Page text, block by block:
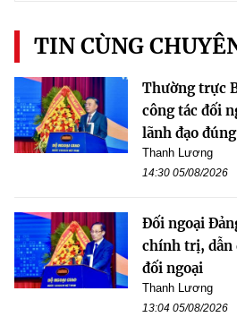
TIN CÙNG
Thường trực
công tác đối
lãnh đạo
Thanh Lương
14:30 05/08/2026
Đối ngoại
chính trị, dẫn
đối ngoại
Thanh Lương
13:04 05/08/2026